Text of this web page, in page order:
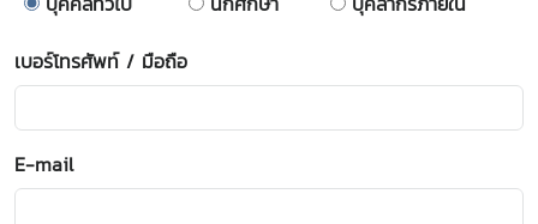
เบอร์โทรศัพท์ / มือถือ
E-mail